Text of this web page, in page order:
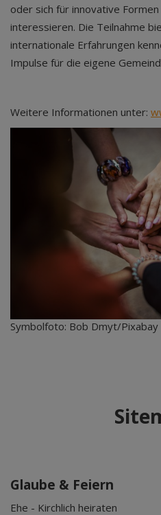
oder sich für innovative
interessieren. Die Teilnahme
internationale Erfahrungen
Impulse für die eigene
Weitere Informationen unter:
Symbolfoto: Bob Dmyt/Pixabay
Glaube & Feiern
Ehe - Kirchlich heiraten